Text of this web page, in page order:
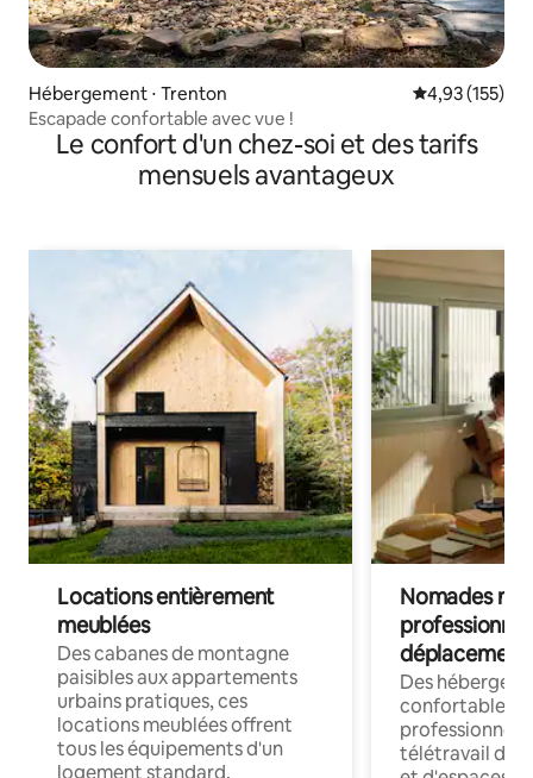
Hébergement ⋅ Trenton Évaluation
4,93 (155)
Escapade confortable avec vue !
Le confort d'un chez-soi et des tarifs
mensuels avantageux
Locations entièrement
meublées
Des cabanes de montagne
paisibles aux appartements
urbains pratiques, ces
locations meublées offrent
tous les équipements d'un
logement standard.
Nomades
déplacement
Des
confortables
professionnels
télétravail